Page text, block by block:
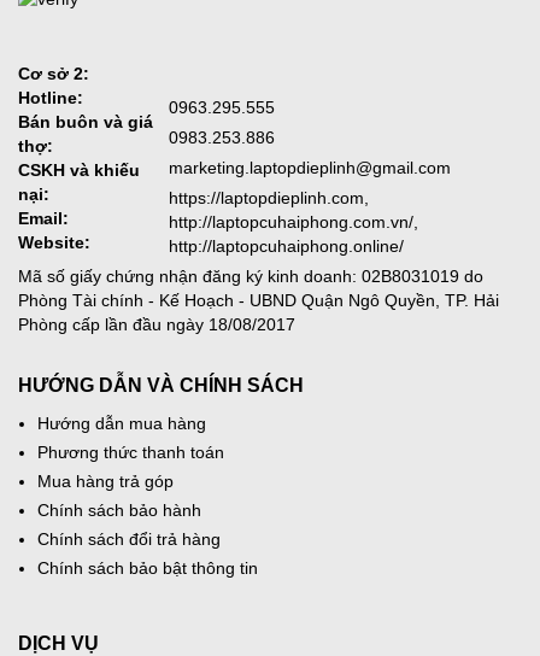
Cơ sở 2:
Hotline:
Bán buôn và giá
thợ:
0963.295.555
CSKH và khiếu
nại:
0983.253.886
Email:
marketing.laptopdieplinh@gmail.com
Website:
https://laptopdieplinh.com,
http://laptopcuhaiphong.com.vn/,
http://laptopcuhaiphong.online/
Mã số giấy chứng nhận đăng ký kinh doanh: 02B8031019 do
Phòng Tài chính - Kế Hoạch - UBND Quận Ngô Quyền, TP. Hải
Phòng cấp lần đầu ngày 18/08/2017
HƯỚNG DẪN VÀ CHÍNH SÁCH
Hướng dẫn mua hàng
Phương thức thanh toán
Mua hàng trả góp
Chính sách bảo hành
Chính sách đổi trả hàng
Chính sách bảo bật thông tin
DỊCH VỤ